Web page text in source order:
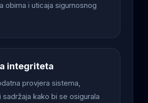
obima i uticaja sigurnosnog
integriteta
provjera sistema,
kako bi se osigurala